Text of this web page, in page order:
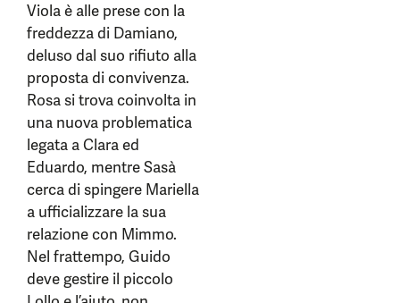
Viola è alle prese con la
freddezza di Damiano,
deluso dal suo rifiuto alla
proposta di convivenza.
Rosa si trova coinvolta in
una nuova problematica
legata a Clara ed
Eduardo, mentre Sasà
cerca di spingere Mariella
a ufficializzare la sua
relazione con Mimmo.
Nel frattempo, Guido
deve gestire il piccolo